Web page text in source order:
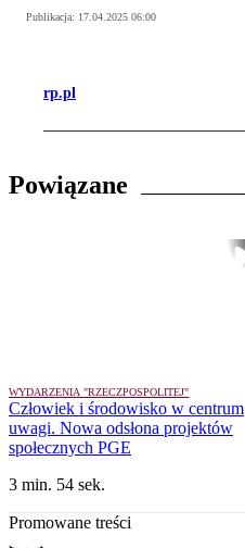
Publikacja: 17.04.2025 06:00
rp.pl
Powiązane
WYDARZENIA "RZECZPOSPOLITEJ"
Człowiek i środowisko w centrum
uwagi. Nowa odsłona projektów
społecznych PGE
3 min. 54 sek.
Promowane treści